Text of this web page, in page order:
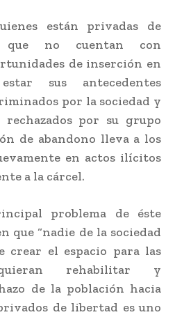
están privadas de
no cuentan con
de inserción en
sus antecedentes
por la sociedad y
rechazados por su grupo
de abandono lleva a los
en actos ilícitos
a la cárcel.
problema de éste
que “nadie de la sociedad
crear el espacio para las
rehabilitar y
de la población hacia
de libertad es uno